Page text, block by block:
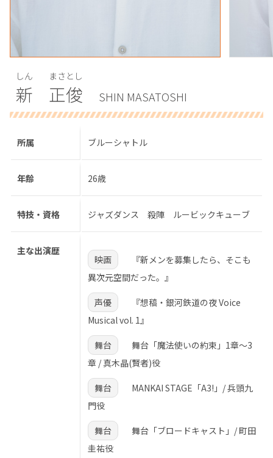
新
しん
正俊
まさとし
SHIN MASATOSHI
所属 ブルーシャトル
年齢 26歳
特技・資格 ジャズダンス 殺陣 ルービックキューブ
主な出演歴
映画
『新メンを募集したら、そこも
異次元空間だった。』
声優
『想稿・銀河鉄道の夜 Voice
Musical vol. 1』
舞台
舞台「魔法使いの約束」1章〜3
章 / 真木晶(賢者)役
舞台
MANKAI STAGE「A3!」/ 兵頭九
門役
舞台
舞台「ブロードキャスト」/ 町田
圭祐役